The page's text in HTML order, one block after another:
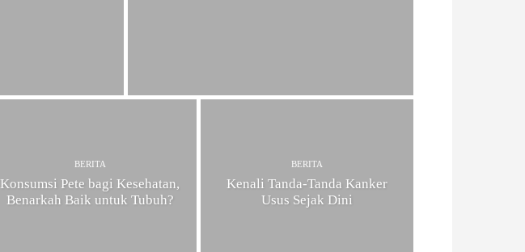
BERITA
Konsumsi Pete bagi Kesehatan,
Benarkah Baik untuk Tubuh?
BERITA
Kenali Tanda-Tanda Kanker
Usus Sejak Dini